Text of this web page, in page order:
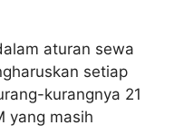
aturan sewa
setiap
kurangnya 21
yang masih